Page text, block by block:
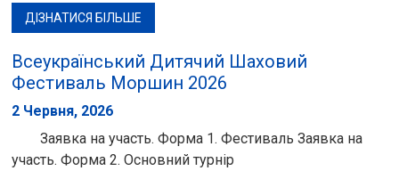
ДІЗНАТИСЯ БІЛЬШЕ
Всеукраїнський Дитячий Шаховий
Фестиваль Моршин 2026
2 Червня, 2026
Заявка на участь. Форма 1. Фестиваль Заявка на
участь. Форма 2. Основний турнір